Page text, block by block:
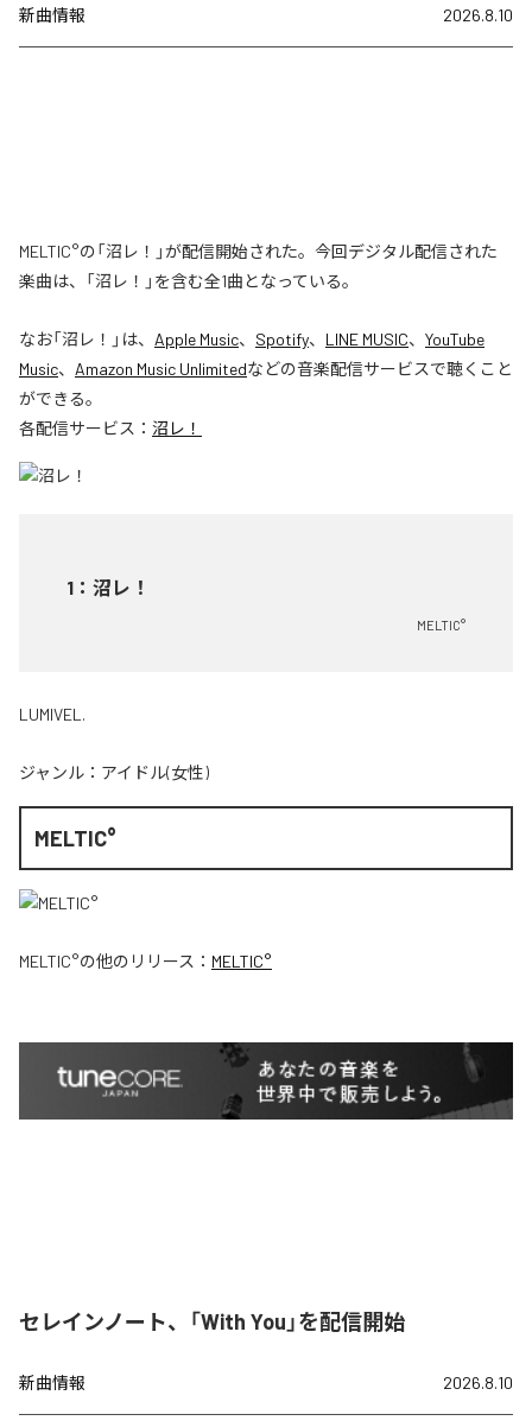
新曲情報 2026.8.10
MELTIC°の「沼レ！」が配信開始された。今回デジタル配信された
楽曲は、「沼レ！」を含む全1曲となっている。
なお「沼レ！ 」は、 Apple Music、 Spotify、 LINE MUSIC、 YouTube
Music、 Amazon Music Unlimitedなどの音楽配信サービスで聴くこと
ができる。
各配信サービス： 沼レ！
1 ： 沼レ！
MELTIC°
LUMIVEL.
ジャンル： アイドル(女性)
MELTIC°
MELTIC°の他のリリース： MELTIC°
セレインノート、「With You」を配信開始
新曲情報 2026.8.10